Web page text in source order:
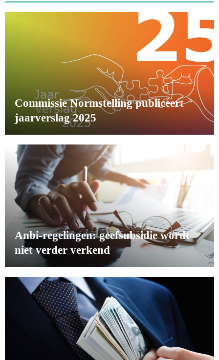
Commissie Normstelling publiceert
jaarverslag 2025
Anbi-regelingen: geefsubsidie wordt
niet verder verkend